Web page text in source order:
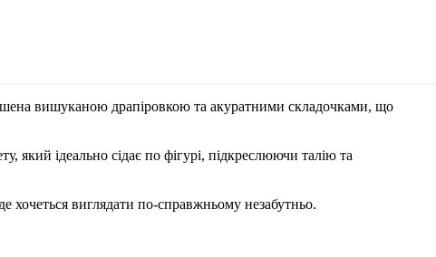
вишуканою драпіровкою та акуратними складочками, що
який ідеально сідає по фігурі, підкреслюючи талію та
хочеться виглядати по-справжньому незабутньо.